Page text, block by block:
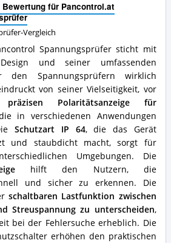
für Pancontrol.at
Vergleich
Spannungsprüfer sticht mit
und seiner umfassenden
den Spannungsprüfern wirklich
von seiner Vielseitigkeit, vor
präzisen Polaritätsanzeige für
in verschiedenen Anwendungen
Schutzart IP 64, die das Gerät
und staubdicht macht, sorgt für
Umgebungen. Die
hilft den Nutzern, die
und sicher zu erkennen. Die
schaltbaren Lastfunktion zwischen
Streuspannung zu unterscheiden,
bei der Fehlersuche erheblich. Die
erhöhen den praktischen